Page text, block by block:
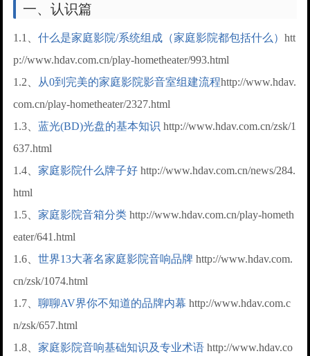
一、认识篇
1.1、什么是家庭影院/系统组成（家庭影院都包括什么）htt
p://www.hdav.com.cn/play-hometheater/993.html
1.2、 从0到完美的家庭影院影音室组建流程http://www.hdav.
com.cn/play-hometheater/2327.html
1.3、蓝光(BD)光盘的基本知识 http://www.hdav.com.cn/zsk/1
637.html
1.4、家庭影院什么牌子好 http://www.hdav.com.cn/news/284.
html
1.5、家庭影院音箱分类 http://www.hdav.com.cn/play-hometh
eater/641.html
1.6、世界13大著名家庭影院音响品牌 http://www.hdav.com.
cn/zsk/1074.html
1.7、聊聊AV界你不知道的品牌内幕 http://www.hdav.com.c
n/zsk/657.html
1.8、家庭影院音响基础知识及专业术语 http://www.hdav.co